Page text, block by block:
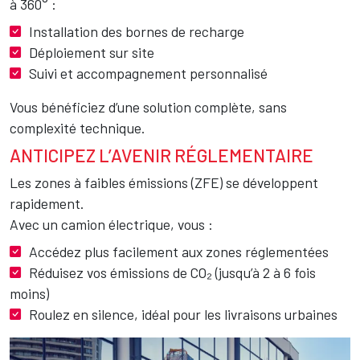
à 360° :
Installation des bornes de recharge
Déploiement sur site
Suivi et accompagnement personnalisé
Vous bénéficiez d’une solution complète, sans
complexité technique.
ANTICIPEZ L’AVENIR RÉGLEMENTAIRE
Les zones à faibles émissions (ZFE) se développent
rapidement.
Avec un camion électrique, vous :
Accédez plus facilement aux zones réglementées
Réduisez vos émissions de CO₂ (jusqu’à 2 à 6 fois
moins)
Roulez en silence, idéal pour les livraisons urbaines
Image